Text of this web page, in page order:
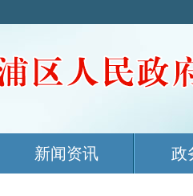
新闻资讯 政